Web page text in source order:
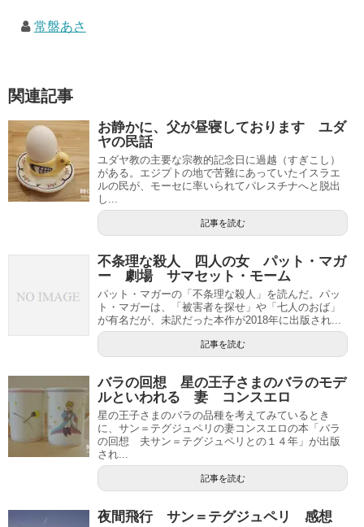
常盤あさ
関連記事
お静かに、父が昼寝しております ユダ
ヤの民話
ユダヤ教の主要な宗教的記念日に過越（すぎこし）
がある。エジプトの地で苦難にあっていたイスラエ
ルの民が、モーセに率いられてパレスチナへと脱出
し...
記事を読む
不条理な殺人 四人の女 パット・マガ
ー 劇場 サマセット・モーム
パット・マガーの「不条理な殺人」を読んだ。パッ
ト・マガーは、「被害者を探せ」や「七人のおば」
が有名だが、未訳だった本作が2018年に出版され...
記事を読む
バラの回想 星の王子さまのバラのモデ
ルといわれる 妻 コンスエロ
星の王子さまのバラの品種を考えてみているとき
に、サン＝テグジュペリの妻コンスエロの本「バラ
の回想 夫サン＝テグジュペリとの１４年」が出版
され...
記事を読む
夜間飛行 サン＝テグジュペリ 感想